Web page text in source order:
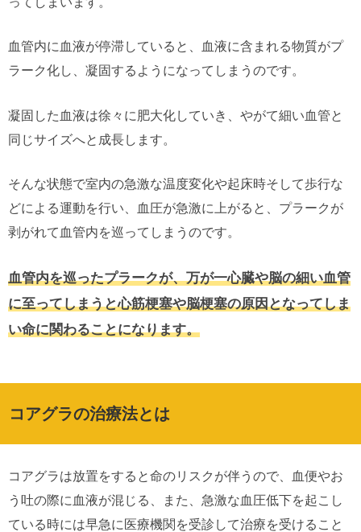
血管内に血液が停滞していると、血液に含まれる物質がプ
ラーク化し、凝固するようになってしまうのです。
凝固した血液は徐々に肥大化していき、やがて細い血管と
同じサイズへと成長します。
そんな状態で室内の急激な温度変化や起床時そして歩行な
どによる運動を行い、血圧が急激に上がると、プラークが
剥がれて血管内を巡ってしまうのです。
血管内を巡ったプラークが、万が一心臓や脳の細い血管
に至ってしまうと心筋梗塞や脳梗塞の原因となってしま
い命に関わることになります。
コアグラの治療法とは
コアグラは放置をすると命のリスクが伴うので、血便やお
う吐の際に血液が混じる、また、急激な血圧低下を起こし
ている時には早急に医療機関を受診して治療を受けること